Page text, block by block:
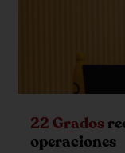
22 Grados
operaciones